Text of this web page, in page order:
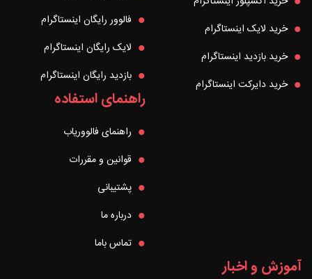
خرید لایک اینستاگرام
خرید بازدید اینستاگرام
خرید دایرکت اینستاگرام
فالوور رایگان اینستاگرام
لایک رایگان اینستاگرام
بازدید رایگان اینستاگرام
راهنمای استفاده
راهنمای فالووریاب
قوانین و مقررات
پشتیبانی
درباره ما
تماس باما
آموزش و اخبار